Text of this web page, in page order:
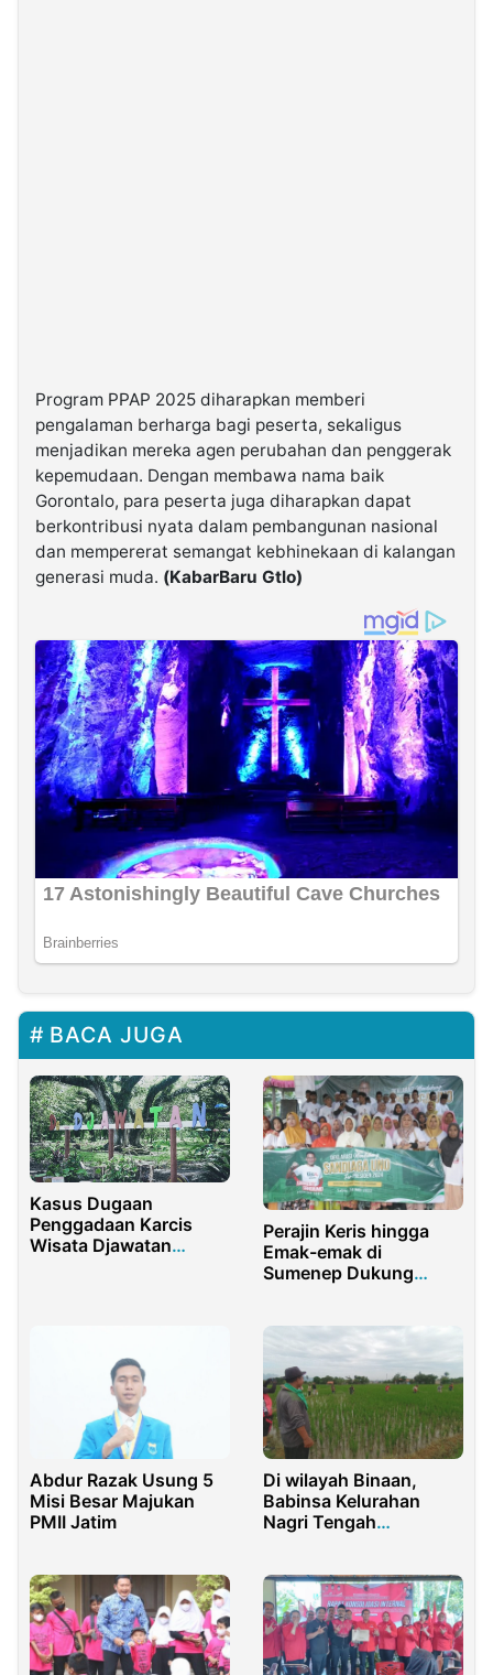
Program PPAP 2025 diharapkan memberi
pengalaman berharga bagi peserta, sekaligus
menjadikan mereka agen perubahan dan penggerak
kepemudaan. Dengan membawa nama baik
Gorontalo, para peserta juga diharapkan dapat
berkontribusi nyata dalam pembangunan nasional
dan mempererat semangat kebhinekaan di kalangan
generasi muda. (KabarBaru Gtlo)
BACA JUGA
Kasus Dugaan
Penggadaan Karcis
Wisata Djawatan
Perajin Keris hingga
Emak-emak di
Sumenep Dukung
Abdur Razak Usung 5
Misi Besar Majukan
PMII Jatim
Di wilayah Binaan,
Babinsa Kelurahan
Nagri Tengah